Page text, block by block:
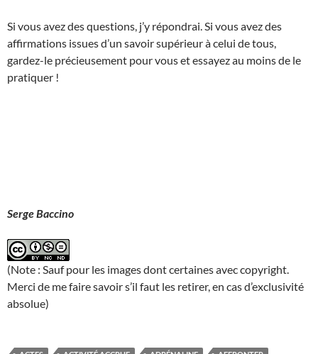
Si vous avez des questions, j’y répondrai. Si vous avez des
affirmations issues d’un savoir supérieur à celui de tous,
gardez-le précieusement pour vous et essayez au moins de le
pratiquer !
Serge Baccino
(Note : Sauf pour les images dont certaines avec copyright.
Merci de me faire savoir s’il faut les retirer, en cas d’exclusivité
absolue)